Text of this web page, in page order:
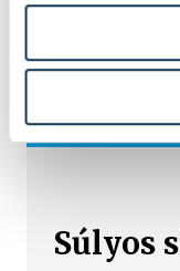
SPORT
Súlyos